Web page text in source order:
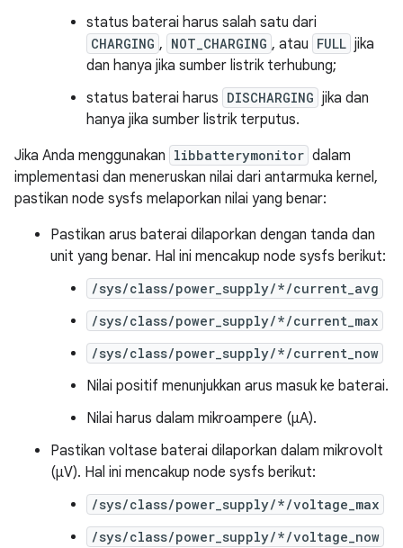
status baterai harus salah satu dari
CHARGING , NOT_CHARGING , atau FULL jika
dan hanya jika sumber listrik terhubung;
status baterai harus DISCHARGING jika dan
hanya jika sumber listrik terputus.
Jika Anda menggunakan libbatterymonitor dalam
implementasi dan meneruskan nilai dari antarmuka kernel,
pastikan node sysfs melaporkan nilai yang benar:
Pastikan arus baterai dilaporkan dengan tanda dan
unit yang benar. Hal ini mencakup node sysfs berikut:
/sys/class/power_supply/*/current_avg
/sys/class/power_supply/*/current_max
/sys/class/power_supply/*/current_now
Nilai positif menunjukkan arus masuk ke baterai.
Nilai harus dalam mikroampere (μA).
Pastikan voltase baterai dilaporkan dalam mikrovolt
(μV). Hal ini mencakup node sysfs berikut:
/sys/class/power_supply/*/voltage_max
/sys/class/power_supply/*/voltage_now